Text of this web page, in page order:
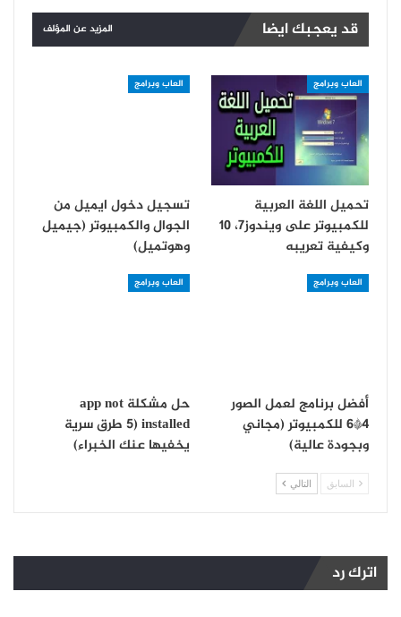
قد يعجبك ايضا المزيد عن المؤلف
العاب وبرامج
تحميل اللغة العربية
للكمبيوتر على ويندوز7، 10
وكيفية تعريبه
العاب وبرامج
تسجيل دخول ايميل من
الجوال والكمبيوتر (جيميل
وهوتميل)
العاب وبرامج
أفضل برنامج لعمل الصور
4*6 للكمبيوتر (مجاني
وبجودة عالية)
العاب وبرامج
حل مشكلة app not
installed (5 طرق سرية
يخفيها عنك الخبراء)
السابق التالي
اترك رد